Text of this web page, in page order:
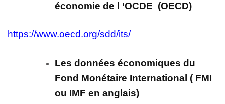
économie de l ‘OCDE (OECD)
https://www.oecd.org/sdd/its/
Les données économiques du
Fond Monétaire International ( FMI
ou IMF en anglais)